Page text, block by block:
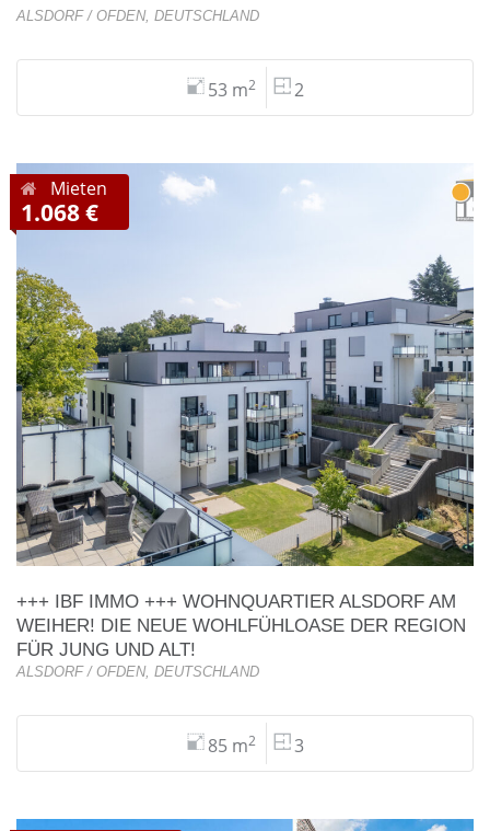
ALSDORF / OFDEN, DEUTSCHLAND
53 m2 2
Mieten
1.068 €
+++ IBF IMMO +++ WOHNQUARTIER ALSDORF AM
WEIHER! DIE NEUE WOHLFÜHLOASE DER REGION
FÜR JUNG UND ALT!
ALSDORF / OFDEN, DEUTSCHLAND
85 m2 3